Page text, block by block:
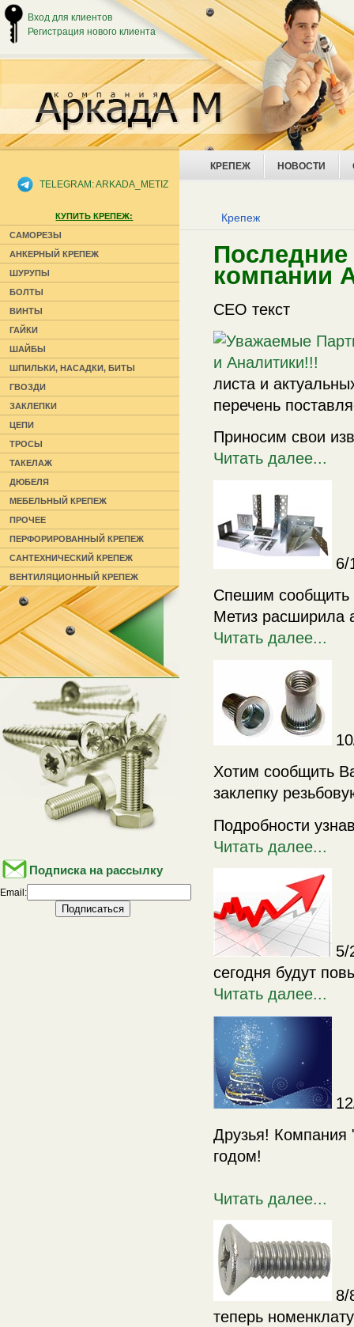
КРЕПЕЖ НОВОСТИ
Крепеж
Последние
компании
СЕО текст
листа и
перечень
Приносим свои
Читать далее...
6/
Спешим сообщить
Метиз расширила
Читать далее...
Хотим сообщить
заклепку
Подробности
Читать далее...
5/
сегодня будут
Читать далее...
Друзья! Компания
годом!
Читать далее...
8/
теперь
TELEGRAM: ARKADA_METIZ
КУПИТЬ КРЕПЕЖ:
САМОРЕЗЫ
АНКЕРНЫЙ КРЕПЕЖ
ШУРУПЫ
БОЛТЫ
ВИНТЫ
ГАЙКИ
ШАЙБЫ
ШПИЛЬКИ, НАСАДКИ, БИТЫ
ГВОЗДИ
ЗАКЛЕПКИ
ЦЕПИ
ТРОСЫ
ТАКЕЛАЖ
ДЮБЕЛЯ
МЕБЕЛЬНЫЙ КРЕПЕЖ
ПРОЧЕЕ
ПЕРФОРИРОВАННЫЙ КРЕПЕЖ
САНТЕХНИЧЕСКИЙ КРЕПЕЖ
ВЕНТИЛЯЦИОННЫЙ КРЕПЕЖ
Подписка на рассылку
Email:
Вход для клиентов
Регистрация нового клиента